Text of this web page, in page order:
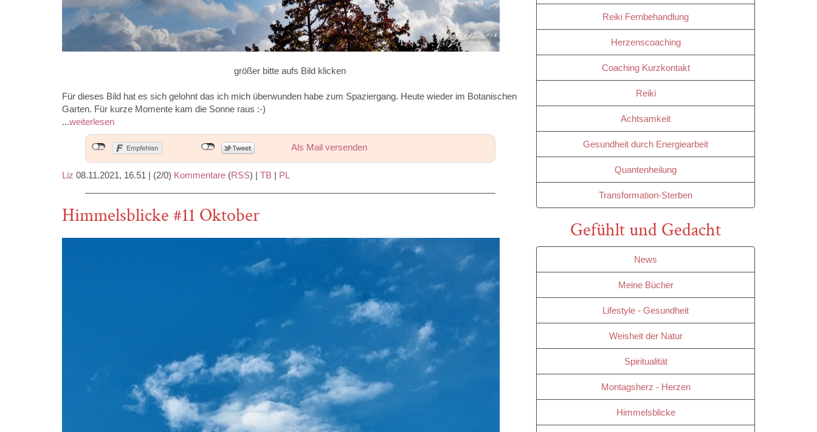
größer bitte aufs Bild klicken
Für dieses Bild hat es sich gelohnt das ich mich überwunden habe zum Spaziergang. Heute wieder im Botanischen
Garten. Für kurze Momente kam die Sonne raus :-)
...weiterlesen
Als Mail versenden
Liz 08.11.2021, 16.51 | (2/0) Kommentare (RSS) | TB | PL
Himmelsblicke #11 Oktober
Reiki Fernbehandlung
Herzenscoaching
Coaching Kurzkontakt
Reiki
Achtsamkeit
Gesundheit durch Energiearbeit
Quantenheilung
Transformation-Sterben
Gefühlt und Gedacht
News
Meine Bücher
Lifestyle - Gesundheit
Weisheit der Natur
Spiritualität
Montagsherz - Herzen
Himmelsblicke